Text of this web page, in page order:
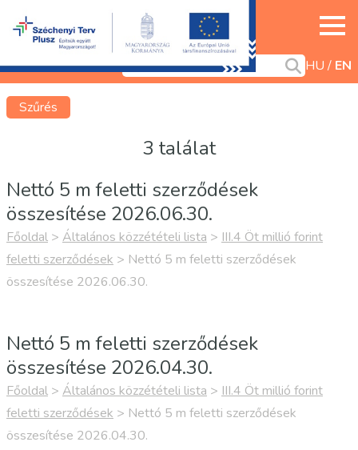
HU EN
Szűrés
3 találat
Nettó 5 m feletti szerződések
összesítése 2026.06.30.
Főoldal > Általános közzétételi lista > III.4 Öt millió forint
feletti szerződések > Nettó 5 m feletti szerződések
összesítése 2026.06.30.
Nettó 5 m feletti szerződések
összesítése 2026.04.30.
Főoldal > Általános közzétételi lista > III.4 Öt millió forint
feletti szerződések > Nettó 5 m feletti szerződések
összesítése 2026.04.30.